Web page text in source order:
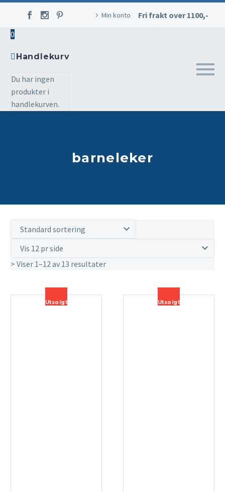
Min konto
Fri frakt over 1100,-
0
Handlekurv
Du har ingen
produkter i
handlekurven.
barneleker
Standard sortering
Vis 12 pr side
> Viser 1–12 av 13 resultater
Utsolgt Utsolgt